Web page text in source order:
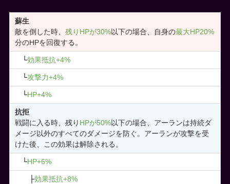
蘇生
敵を倒した時、残りHPが30%以下の場合、自身の最大HP20%
分のHPを回復する。
└効果抵抗+4%
└攻撃力+4%
└HP+4%
抗拒
戦闘に入る時、残り HPが50%以下の場合、アーランは持続ダ
メージ以外のすべてのダメージを防ぐ。アーランが攻撃を受
けた後、この効果は解除される。
└HP+6%
├効果抵抗+8%